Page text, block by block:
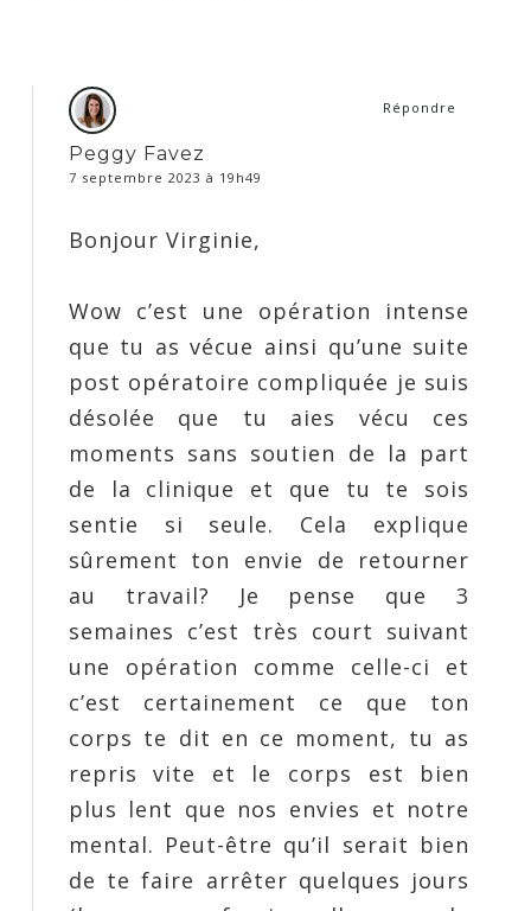
Peggy Favez
7 septembre 2023 à 19h49
Bonjour Virginie,
Wow c’est une opération intense
que tu as vécue ainsi qu’une suite
post opératoire compliquée je suis
désolée que tu aies vécu ces
moments sans soutien de la part
de la clinique et que tu te sois
sentie si seule. Cela explique
sûrement ton envie de retourner
au travail? Je pense que 3
semaines c’est très court suivant
une opération comme celle-ci et
c’est certainement ce que ton
corps te dit en ce moment, tu as
repris vite et le corps est bien
plus lent que nos envies et notre
mental. Peut-être qu’il serait bien
de te faire arrêter quelques jours
Répondre